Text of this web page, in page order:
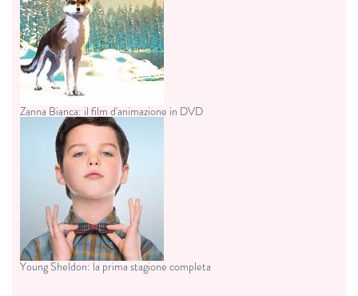
Zanna Bianca: il film d'animazione in DVD
Young Sheldon: la prima stagione completa